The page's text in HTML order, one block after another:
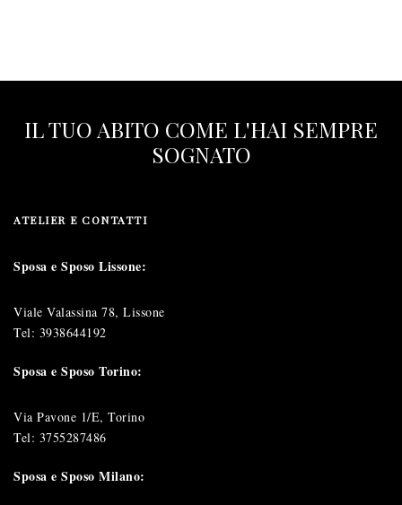
IL TUO ABITO COME L'HAI SEMPRE
SOGNATO
ATELIER E CONTATTI
Sposa e Sposo Lissone:
Viale Valassina 78, Lissone
Tel: 3938644192
Sposa e Sposo Torino:
Via Pavone 1/E, Torino
Tel: 3755287486
Sposa e Sposo Milano: